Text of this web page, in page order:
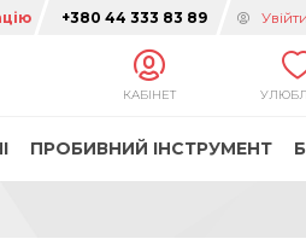
+380 44 333 83 89 Увійти
КАБІНЕТ
ПРОБИВНИЙ ІНСТРУМЕНТ